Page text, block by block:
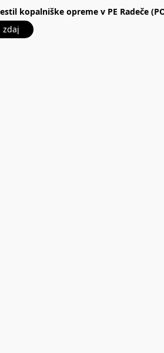
kopalniške opreme v PE Radeče (PO
zdaj